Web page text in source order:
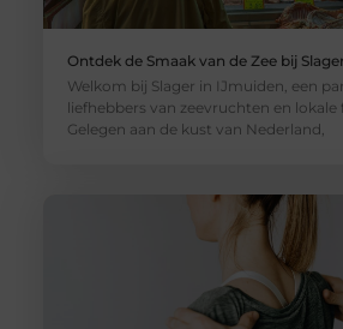
Ontdek de Smaak van de Zee bij
Welkom bij Slager in IJmuiden, een
liefhebbers van zeevruchten en lokale
Gelegen aan de kust van Nederland,